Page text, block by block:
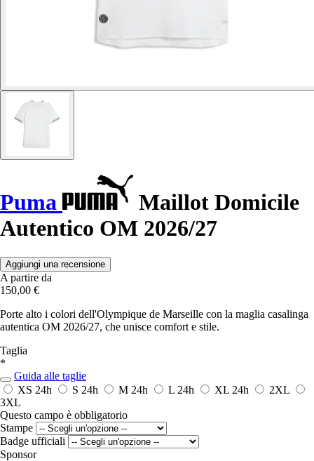
Puma
Maillot Domicile
Autentico OM 2026/27
Aggiungi una recensione
A partire da
150,00 €
Porte alto i colori dell'Olympique de Marseille con la maglia casalinga
autentica OM 2026/27, che unisce comfort e stile.
Taglia
*
Guida alle taglie
XS 24h S 24h M 24h L 24h XL 24h
2XL
3XL
Questo campo è obbligatorio
Stampe
Badge ufficiali
Sponsor